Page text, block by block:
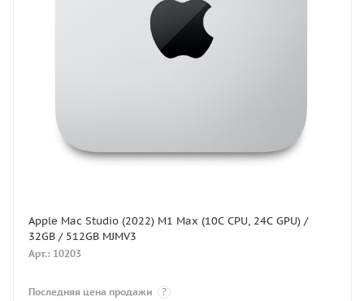
Apple Mac Studio (2022) M1 Max (10C CPU, 24C GPU) /
32GB / 512GB MJMV3
Арт.: 10203
Последняя цена продажи ?